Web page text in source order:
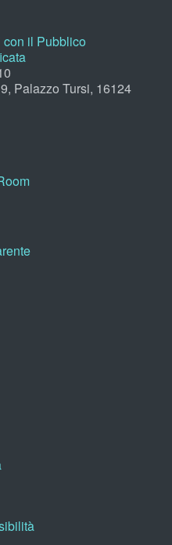
il Pubblico
Palazzo Tursi, 16124